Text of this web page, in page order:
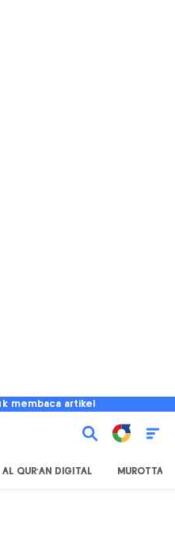
membaca artikel
AL QUR'AN DIGITAL MUROTTAL